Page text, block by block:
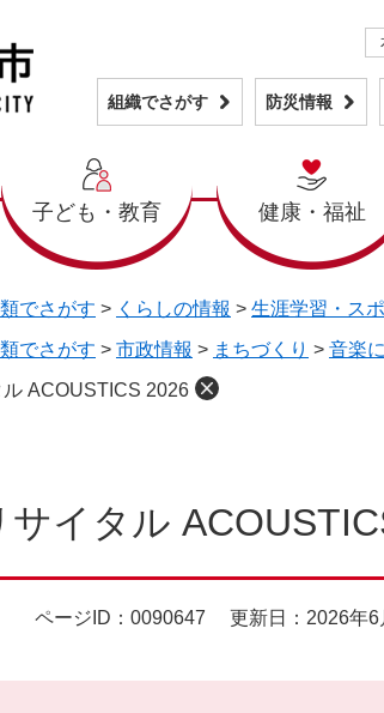
組織でさがす 防災情報
子ども・教育 健康・福祉
でさがす > くらしの情報 > 生涯学習・ス
でさがす > 市政情報 > まちづくり > 音楽
ACOUSTICS 2026
サイタル
ページID：0090647 更新日：2026年